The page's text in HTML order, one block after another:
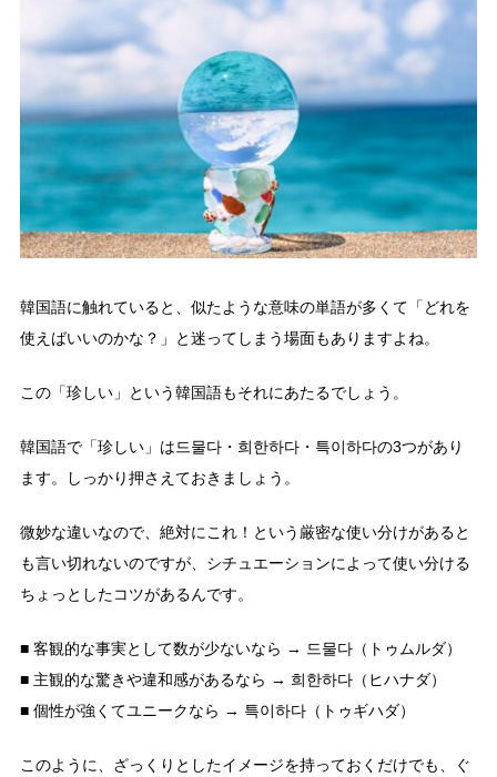
韓国語に触れていると、似たような意味の単語が多くて「どれを
使えばいいのかな？」と迷ってしまう場面もありますよね。
この「珍しい」という韓国語もそれにあたるでしょう。
韓国語で「珍しい」は드물다・희한하다・특이하다の3つがあり
ます。しっかり押さえておきましょう。
微妙な違いなので、絶対にこれ！という厳密な使い分けがあると
も言い切れないのですが、シチュエーションによって使い分ける
ちょっとしたコツがあるんです。
■ 客観的な事実として数が少ないなら → 드물다（トゥムルダ）
■ 主観的な驚きや違和感があるなら → 희한하다（ヒハナダ）
■ 個性が強くてユニークなら → 특이하다（トゥギハダ）
このように、ざっくりとしたイメージを持っておくだけでも、ぐ